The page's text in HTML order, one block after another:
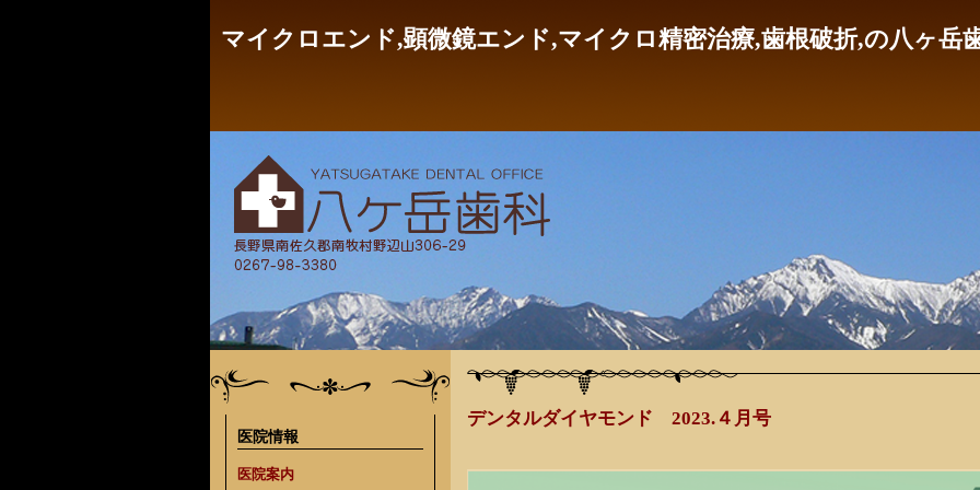
マイクロエンド,顕微鏡エンド,マイクロ精密治療,歯根破折,の八ヶ岳
医院情報
医院案内
デンタルダイヤモンド 2023.４月号